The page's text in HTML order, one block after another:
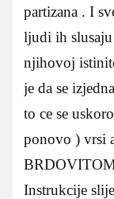
partizana . I
ljudi ih
njihovoj
je da se
to ce se
ponovo ) vrsi
Instrukcije